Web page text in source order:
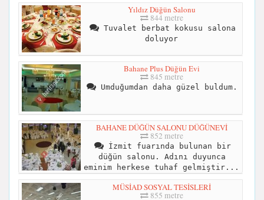
Yıldız Düğün Salonu
844 metre
Tuvalet berbat kokusu salona
doluyor
Bahane Plus Düğün Evi
845 metre
Umduğumdan daha güzel buldum.
BAHANE DÜĞÜN SALONU DÜĞÜNEVİ
852 metre
İzmit fuarında bulunan bir
düğün salonu. Adını duyunca
eminim herkese tuhaf gelmiştir...
MÜSİAD SOSYAL TESİSLERİ
855 metre